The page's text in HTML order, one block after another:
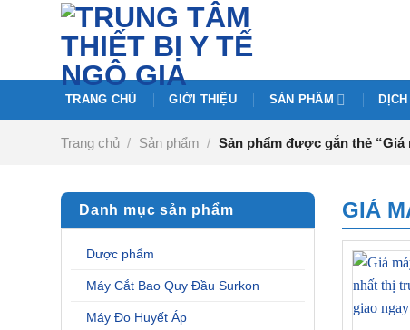
dung
TRANG CHỦ GIỚI THIỆU SẢN PHẨM
Trang chủ / Sản phẩm / Sản phẩm được gắn thẻ “Giá
Danh mục sản phẩm
Dược phẩm
Máy Cắt Bao Quy Đầu Surkon
Máy Đo Huyết Áp
GIÁ